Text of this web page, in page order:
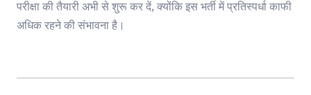
परीक्षा की तैयारी अभी से शुरू कर दें, क्योंकि इस भर्ती में प्रतिस्पर्धा काफी
अधिक रहने की संभावना है।